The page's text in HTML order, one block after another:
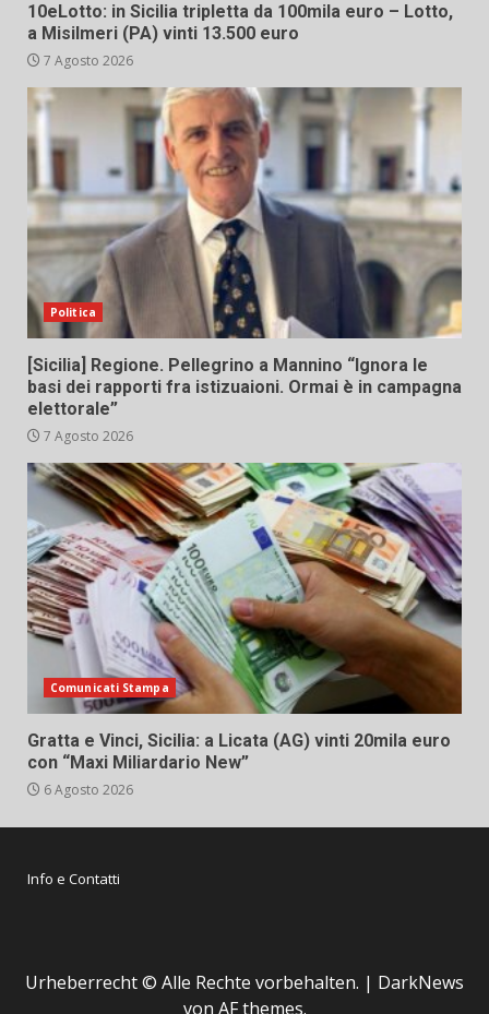
10eLotto: in Sicilia tripletta da 100mila euro – Lotto,
a Misilmeri (PA) vinti 13.500 euro
7 Agosto 2026
Politica
[Sicilia] Regione. Pellegrino a Mannino “Ignora le
basi dei rapporti fra istizuaioni. Ormai è in campagna
elettorale”
7 Agosto 2026
Comunicati Stampa
Gratta e Vinci, Sicilia: a Licata (AG) vinti 20mila euro
con “Maxi Miliardario New”
6 Agosto 2026
Info e Contatti
Urheberrecht © Alle Rechte vorbehalten. | DarkNews
von AF themes.